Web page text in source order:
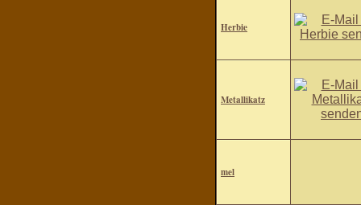
Herbie
Metallikatz
mel